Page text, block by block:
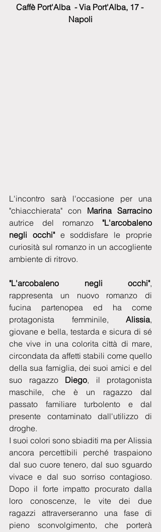
Caffè Port'Alba  - Via Port'Alba, 17 -
Napoli
L'incontro sarà l'occasione per una
"chiacchierata" con Marina Sarracino
autrice del romanzo "L'arcobaleno
negli occhi" e soddisfare le proprie
curiosità sul romanzo in un accogliente
ambiente di ritrovo.
"L'arcobaleno negli occhi",
rappresenta un nuovo romanzo di
fucina partenopea ed ha come
protagonista femminile, Alissia,
giovane e bella, testarda e sicura di sé
che vive in una colorita città di mare,
circondata da affetti stabili come quello
della sua famiglia, dei suoi amici e del
suo ragazzo Diego, il protagonista
maschile, che è un ragazzo dal
passato familiare turbolento e dal
presente contaminato dall'utilizzo di
droghe.
I suoi colori sono sbiaditi ma per Alissia
ancora percettibili perché traspaiono
dal suo cuore tenero, dal suo sguardo
vivace e dal suo sorriso contagioso.
Dopo il forte impatto procurato dalla
loro conoscenze, le vite dei due
ragazzi attraverseranno una fase di
pieno sconvolgimento, che porterà